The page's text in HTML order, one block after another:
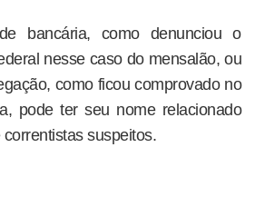
bancária, como denunciou o
nesse caso do mensalão, ou
como ficou comprovado no
pode ter seu nome relacionado
suspeitos.